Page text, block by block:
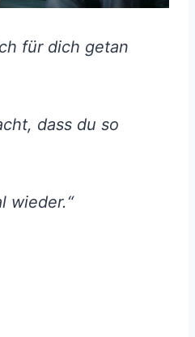
für dich getan
dass du so
wieder.“